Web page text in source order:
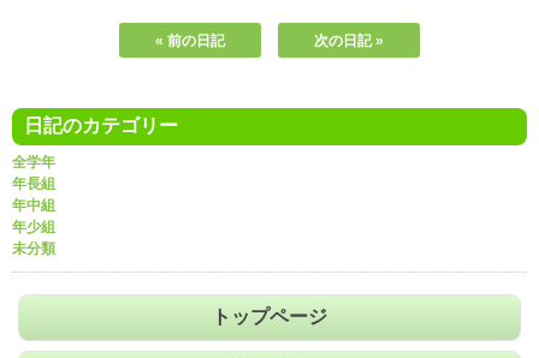
« 前の日記 次の日記 »
日記のカテゴリー
全学年
年長組
年中組
年少組
未分類
トップページ